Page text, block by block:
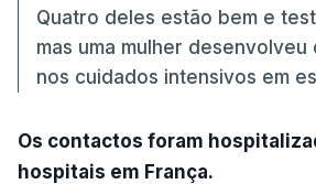
Quatro deles estão bem e
mas uma mulher desenvolveu
nos cuidados intensivos em
Os contactos foram
hospitais em França.